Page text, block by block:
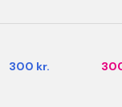
300 kr.